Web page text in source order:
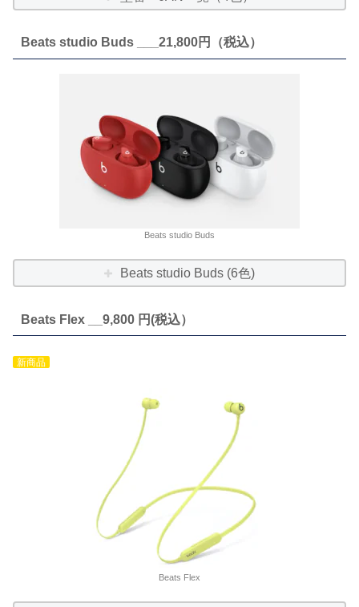
Beats studio Buds ___21,800円（税込）
Beats studio Buds
Beats studio Buds (6色)
Beats Flex __9,800 円(税込）
新商品
Beats Flex